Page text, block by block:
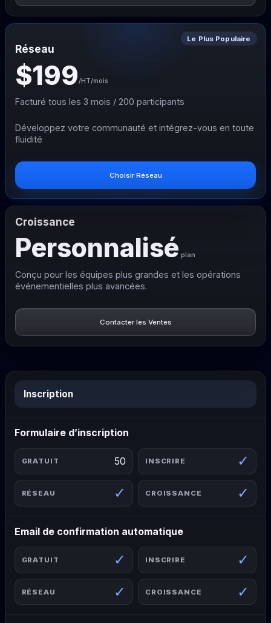
Le Plus Populaire
Réseau
$199/HT/mois
Facturé tous les 3 mois / 200 participants
Développez votre communauté et intégrez-vous en toute
fluidité
Choisir Réseau
Croissance
Personnalisé plan
Conçu pour les équipes plus grandes et les opérations
événementielles plus avancées.
Contacter les Ventes
Inscription
Formulaire d’inscription
50
✓
✓
✓
Email de confirmation automatique
✓
✓
✓
✓